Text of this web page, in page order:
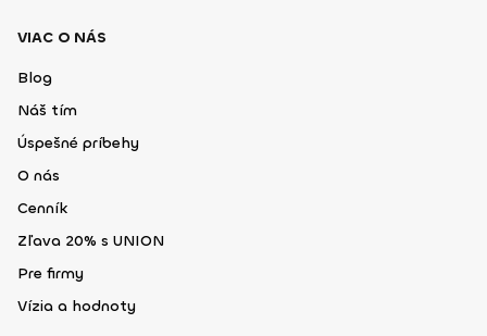
VIAC O NÁS
Blog
Náš tím
Úspešné príbehy
O nás
Cenník
Zľava 20% s UNION
Pre firmy
Vízia a hodnoty